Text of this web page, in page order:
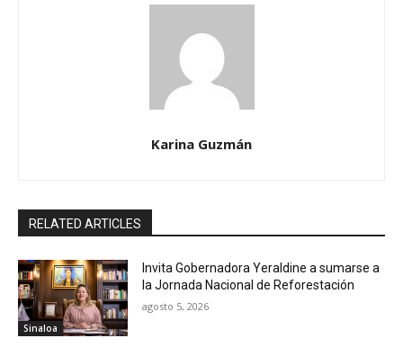
Karina Guzmán
RELATED ARTICLES
Sinaloa
Invita Gobernadora Yeraldine a sumarse a
la Jornada Nacional de Reforestación
agosto 5, 2026